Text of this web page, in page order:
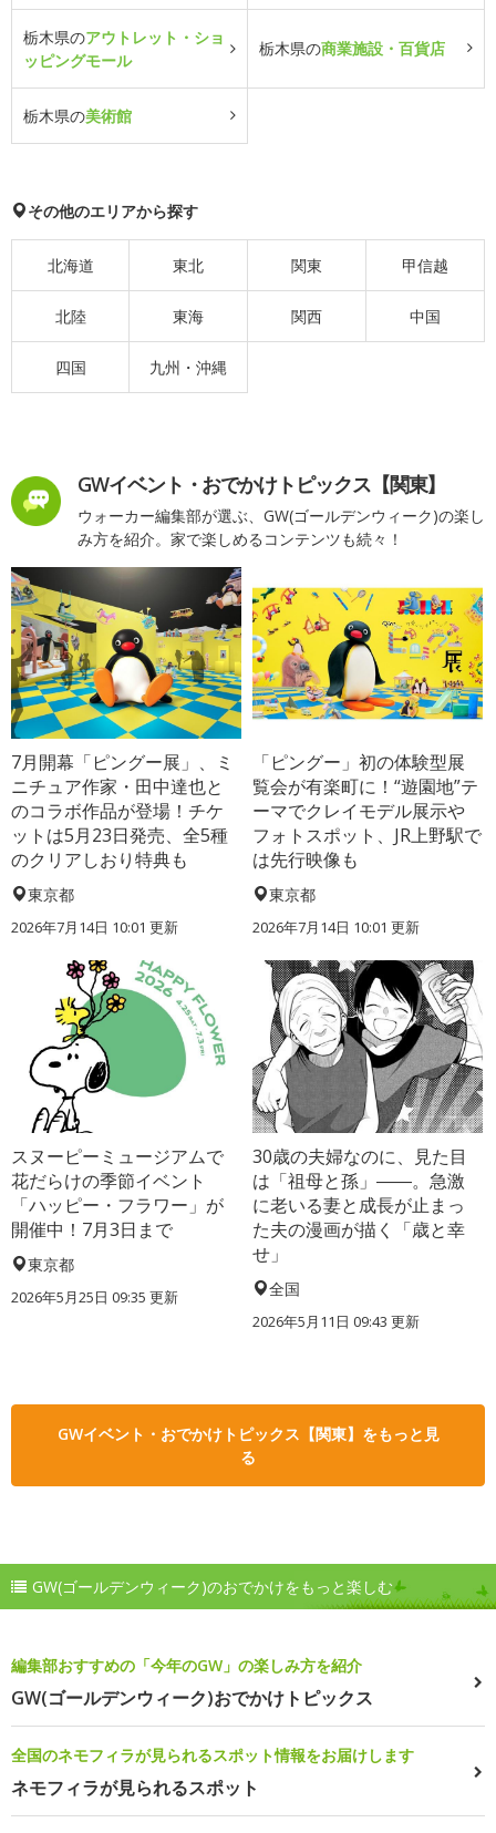
栃木県のアウトレット・ショ
ッピングモール
栃木県の商業施設・百貨店
栃木県の美術館
その他のエリアから探す
北海道 東北 関東 甲信越
北陸 東海 関西 中国
四国 九州・沖縄
GWイベント・おでかけトピックス【関東】
ウォーカー編集部が選ぶ、GW(ゴールデンウィーク)の楽し
み方を紹介。家で楽しめるコンテンツも続々！
7月開幕「ピングー展」、ミ
ニチュア作家・田中達也と
のコラボ作品が登場！チケ
ットは5月23日発売、全5種
のクリアしおり特典も
東京都
2026年7月14日 10:01 更新
「ピングー」初の体験型展
覧会が有楽町に！“遊園地”テ
ーマでクレイモデル展示や
フォトスポット、JR上野駅で
は先行映像も
東京都
2026年7月14日 10:01 更新
スヌーピーミュージアムで
花だらけの季節イベント
「ハッピー・フラワー」が
開催中！7月3日まで
東京都
2026年5月25日 09:35 更新
30歳の夫婦なのに、見た目
は「祖母と孫」――。急激
に老いる妻と成長が止まっ
た夫の漫画が描く「歳と幸
せ」
全国
2026年5月11日 09:43 更新
GWイベント・おでかけトピックス【関東】をもっと見
る
GW(ゴールデンウィーク)のおでかけをもっと楽しむ
編集部おすすめの「今年のGW」の楽しみ方を紹介
GW(ゴールデンウィーク)おでかけトピックス
全国のネモフィラが見られるスポット情報をお届けします
ネモフィラが見られるスポット